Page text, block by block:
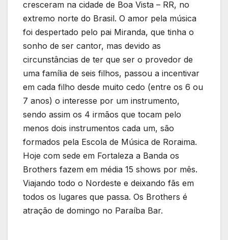
cresceram na cidade de Boa Vista – RR, no
extremo norte do Brasil. O amor pela música
foi despertado pelo pai Miranda, que tinha o
sonho de ser cantor, mas devido as
circunstâncias de ter que ser o provedor de
uma família de seis filhos, passou a incentivar
em cada filho desde muito cedo (entre os 6 ou
7 anos) o interesse por um instrumento,
sendo assim os 4 irmãos que tocam pelo
menos dois instrumentos cada um, são
formados pela Escola de Música de Roraima.
Hoje com sede em Fortaleza a Banda os
Brothers fazem em média 15 shows por mês.
Viajando todo o Nordeste e deixando fãs em
todos os lugares que passa. Os Brothers é
atração de domingo no Paraíba Bar.